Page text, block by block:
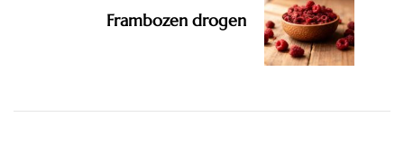
Frambozen drogen